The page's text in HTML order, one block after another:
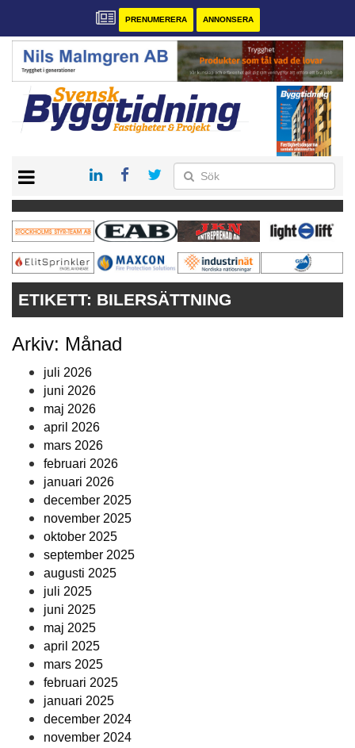
PRENUMERERA ANNONSERA
PRENUMERERA
VÅRA ANDRA MAGASIN
ANNONSERA
KONTAKT
ETIKETT: BILERSÄTTNING
Arkiv: Månad
juli 2026
juni 2026
maj 2026
april 2026
mars 2026
februari 2026
januari 2026
december 2025
november 2025
oktober 2025
september 2025
augusti 2025
juli 2025
juni 2025
maj 2025
april 2025
mars 2025
februari 2025
januari 2025
december 2024
november 2024